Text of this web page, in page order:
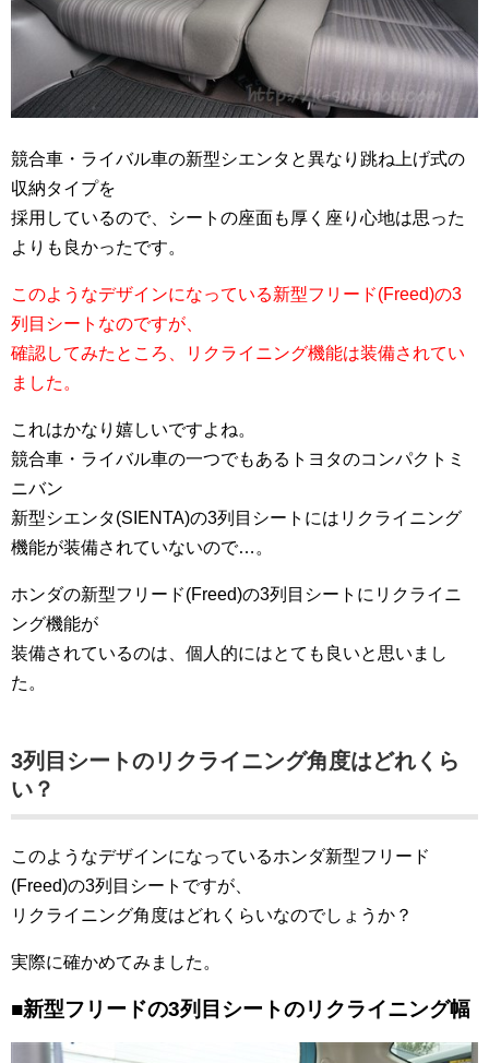
競合車・ライバル車の新型シエンタと異なり跳ね上げ式の
収納タイプを
採用しているので、シートの座面も厚く座り心地は思った
よりも良かったです。
このようなデザインになっている新型フリード(Freed)の3
列目シートなのですが、
確認してみたところ、リクライニング機能は装備されてい
ました。
これはかなり嬉しいですよね。
競合車・ライバル車の一つでもあるトヨタのコンパクトミ
ニバン
新型シエンタ(SIENTA)の3列目シートにはリクライニング
機能が装備されていないので…。
ホンダの新型フリード(Freed)の3列目シートにリクライニ
ング機能が
装備されているのは、個人的にはとても良いと思いまし
た。
3列目シートのリクライニング角度はどれくら
い？
このようなデザインになっているホンダ新型フリード
(Freed)の3列目シートですが、
リクライニング角度はどれくらいなのでしょうか？
実際に確かめてみました。
■新型フリードの3列目シートのリクライニング幅